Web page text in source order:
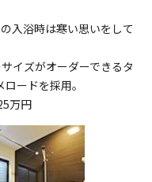
入浴時は寒い思いをして
イズがオーダーできるタ
ードを採用。
万円